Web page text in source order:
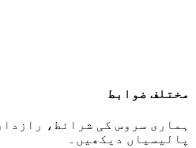
مختلف ضوابط
ہماری سروس کی شرائط،
پالیسیاں دیکھیں۔